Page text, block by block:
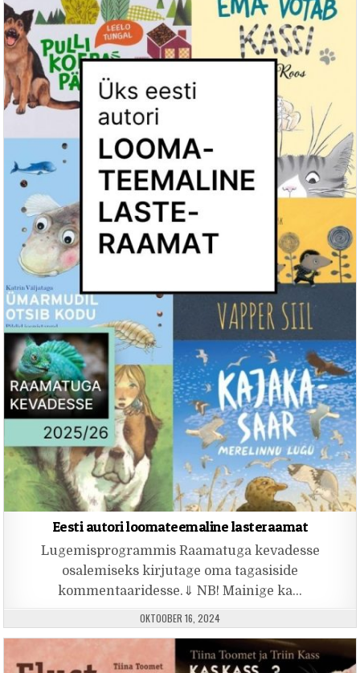
Eesti autori loomateemaline lasteraamat
Lugemisprogrammis Raamatuga kevadesse
osalemiseks kirjutage oma tagasiside
kommentaaridesse.⇓ NB! Mainige ka…
PUBLISHED DATE:
OKTOOBER 16, 2024